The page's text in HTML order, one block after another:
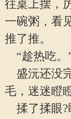
往桌上摆，
一碗粥，看
推了推。
“趁热吃。
盛沅还没
毛，迷迷瞪
揉了揉眼?